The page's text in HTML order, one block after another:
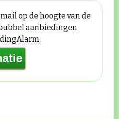
op de hoogte van de
aanbiedingen